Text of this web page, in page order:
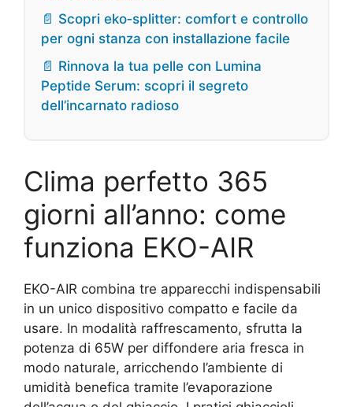
📄 Scopri eko‑splitter: comfort e controllo
per ogni stanza con installazione facile
📄 Rinnova la tua pelle con Lumina
Peptide Serum: scopri il segreto
dell’incarnato radioso
Clima perfetto 365
giorni all’anno: come
funziona EKO-AIR
EKO-AIR combina tre apparecchi indispensabili
in un unico dispositivo compatto e facile da
usare. In modalità raffrescamento, sfrutta la
potenza di 65W per diffondere aria fresca in
modo naturale, arricchendo l’ambiente di
umidità benefica tramite l’evaporazione